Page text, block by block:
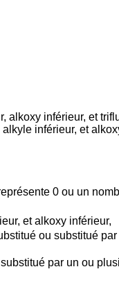
alkoxy inférieur, et
inférieur, et
0 ou un
et alkoxy inférieur,
ou substitué
par un ou